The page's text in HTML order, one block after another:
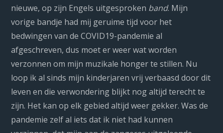
nieuwe, op zijn Engels uitgesproken band. Mijn
vorige bandje had mij geruime tijd voor het
bedwingen van de COVID19-pandemie al
afgeschreven, dus moet er weer wat worden
verzonnen om mijn muzikale honger te stillen. Nu
loop ik al sinds mijn kinderjaren vrij verbaasd door dit
leven en die verwondering blijkt nog altijd terecht te
zijn. Het kan op elk gebied altijd weer gekker. Was de
pandemie zelf al iets dat ik niet had kunnen